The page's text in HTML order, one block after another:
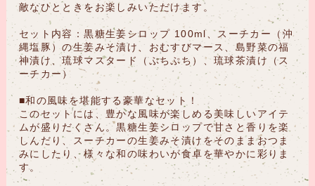
敵なひとときをお楽しみいただけます。
セット内容：黒糖生姜シロップ 100ml、スーチカー（沖
縄塩豚）の生姜みそ漬け、おむすびマース、島野菜の福
神漬け、琉球マスタード（ぷちぷち）、琉球茶漬け（ス
ーチカー）
■和の風味を堪能する豪華なセット！
このセットには、豊かな風味が楽しめる美味しいアイテ
ムが盛りだくさん。黒糖生姜シロップで甘さと香りを楽
しんだり、スーチカーの生姜みそ漬けをそのままおつま
みにしたり、様々な和の味わいが食卓を華やかに彩りま
す。